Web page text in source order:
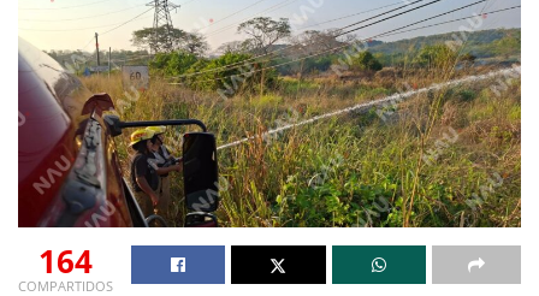
164
COMPARTIDOS